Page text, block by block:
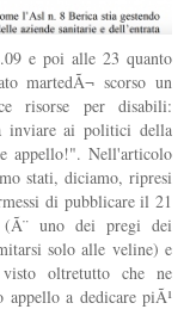
e poi alle 23 quanto
martedÃ¬ scorso un
risorse per disabili:
inviare ai politici della
appello!". Nell'articolo
stati, diciamo, ripresi
di pubblicare il 21
uno dei pregi dei
solo alle veline) e
oltretutto che ne
a dedicare piÃ¹